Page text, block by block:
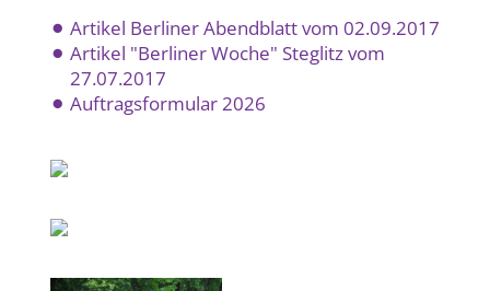
Artikel Berliner Abendblatt vom 02.09.2017
Artikel "Berliner Woche" Steglitz vom
27.07.2017
Auftragsformular 2026